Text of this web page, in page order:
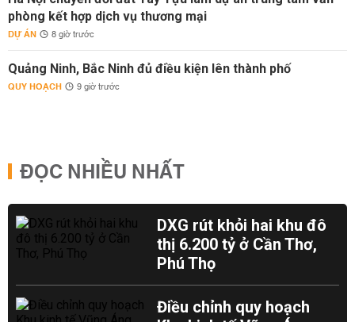
phòng kết hợp dịch vụ thương mại
DỰ ÁN 8 giờ trước
Quảng Ninh, Bắc Ninh đủ điều kiện lên thành phố
QUY HOẠCH 9 giờ trước
ĐỌC NHIỀU NHẤT
DXG rút khỏi hai khu đô
thị 6.200 tỷ ở Cần Thơ,
Phú Thọ
Điều chỉnh quy hoạch